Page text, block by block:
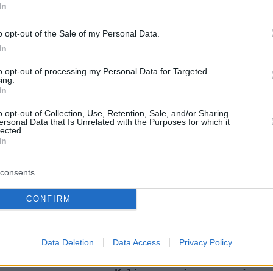
opt-out of the Sale of my Personal Data.
opt-out of processing my Personal Data for Targeted
opt-out of Collection, Use, Retention, Sale, and/or Sharing
Data that Is Unrelated with the Purposes for which it
CONFIRM
Data Deletion Data Access Privacy Policy
protothema.gr στο Google Newsκαι μάθετε πρώτοι
στο